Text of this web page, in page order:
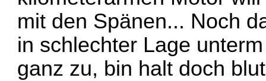
mit den Spänen... Noch
in schlechter Lage
ganz zu, bin halt doch